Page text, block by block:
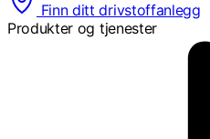
Finn ditt drivstoffanlegg
Produkter og tjenester